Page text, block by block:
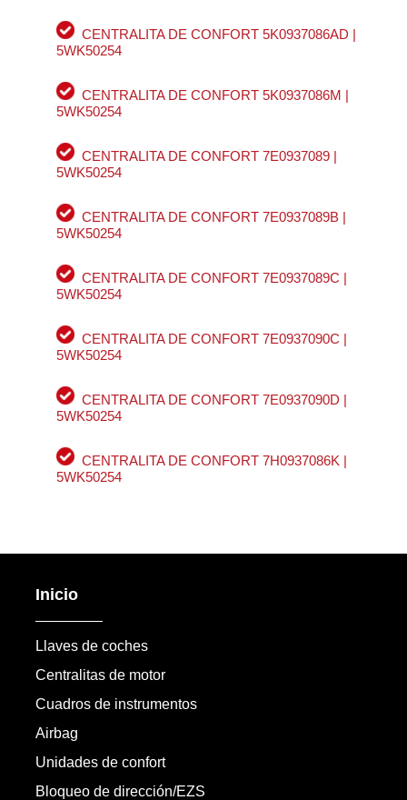
CENTRALITA DE CONFORT 5K0937086AD |
5WK50254
CENTRALITA DE CONFORT 5K0937086M |
5WK50254
CENTRALITA DE CONFORT 7E0937089 |
5WK50254
CENTRALITA DE CONFORT 7E0937089B |
5WK50254
CENTRALITA DE CONFORT 7E0937089C |
5WK50254
CENTRALITA DE CONFORT 7E0937090C |
5WK50254
CENTRALITA DE CONFORT 7E0937090D |
5WK50254
CENTRALITA DE CONFORT 7H0937086K |
5WK50254
Inicio
Llaves de coches
Centralitas de motor
Cuadros de instrumentos
Airbag
Unidades de confort
Bloqueo de dirección/EZS